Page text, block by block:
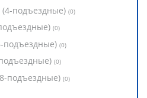
подъездные) (0)
(0)
подъездные) (0)
(0)
подъездные) (0)